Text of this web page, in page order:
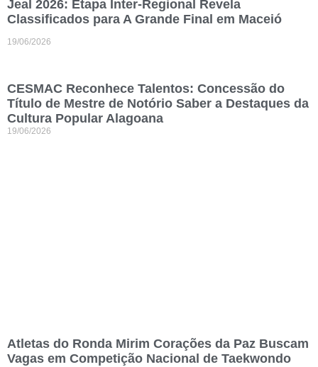
Jeal 2026: Etapa Inter-Regional Revela
Classificados para A Grande Final em Maceió
19/06/2026
CESMAC Reconhece Talentos: Concessão do
Título de Mestre de Notório Saber a Destaques da
Cultura Popular Alagoana
19/06/2026
Atletas do Ronda Mirim Corações da Paz Buscam
Vagas em Competição Nacional de Taekwondo